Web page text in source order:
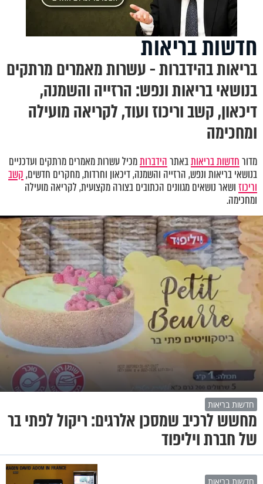
חדשות בריאות
בריאות בהידברות - עשרות מאמרים מרתקים
בנושאי בריאות ונפש: הרזייה והשמנה,
דיכאון, קשב וריכוז ועוד, לקריאה מועילה
ומחכימה
מדורחדשות בריאותבאתרהידברותמכיל עשרות מאמרים מרתקים ועדכניים
בנושאי בריאות ונפש,הרזייה והשמנה, דיכאון וחרדות,מחקרים חדשים,קשב
וריכוזושאר נושאים מגוונים הכתובים בצורה מקצועית, לקריאה מועילה
ומחכימה.
חדשות בריאות
מחשש לרכיב שמסכן אלרגים: ריקול לפתי בר
של חברת ויליפוד
חדשות בריאות